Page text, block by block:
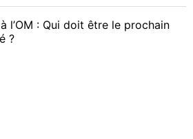
l’OM : Qui doit être le prochain
?